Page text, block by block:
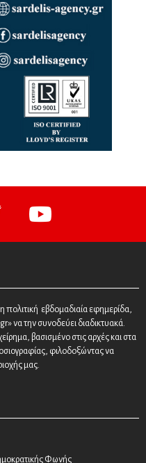
youtube
πολιτική εβδομαδιαία εφημερίδα,
να την συνοδεύει διαδικτυακά.
βασισμένο στις αρχές και στα
φιλοδοξώντας να
μας.
Φωνής